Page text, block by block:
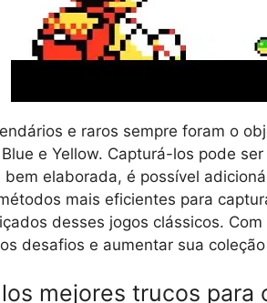
e raros sempre foram o
e Yellow. Capturá-los pode
bem elaborada, é possível
mais eficientes para
desses jogos clássicos.
desafios e aumentar sua
mejores trucos para